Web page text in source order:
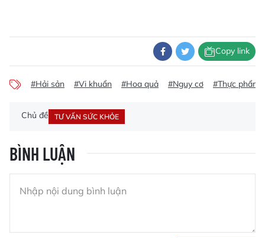
Copy link
#Hải sản #Vi khuẩn #Hoa quả #Nguy cơ #Thực phẩm
Chủ đề TƯ VẤN SỨC KHỎE
BÌNH LUẬN